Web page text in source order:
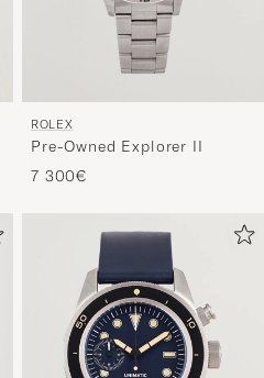
ROLEX
Pre-Owned Explorer II
7 300€